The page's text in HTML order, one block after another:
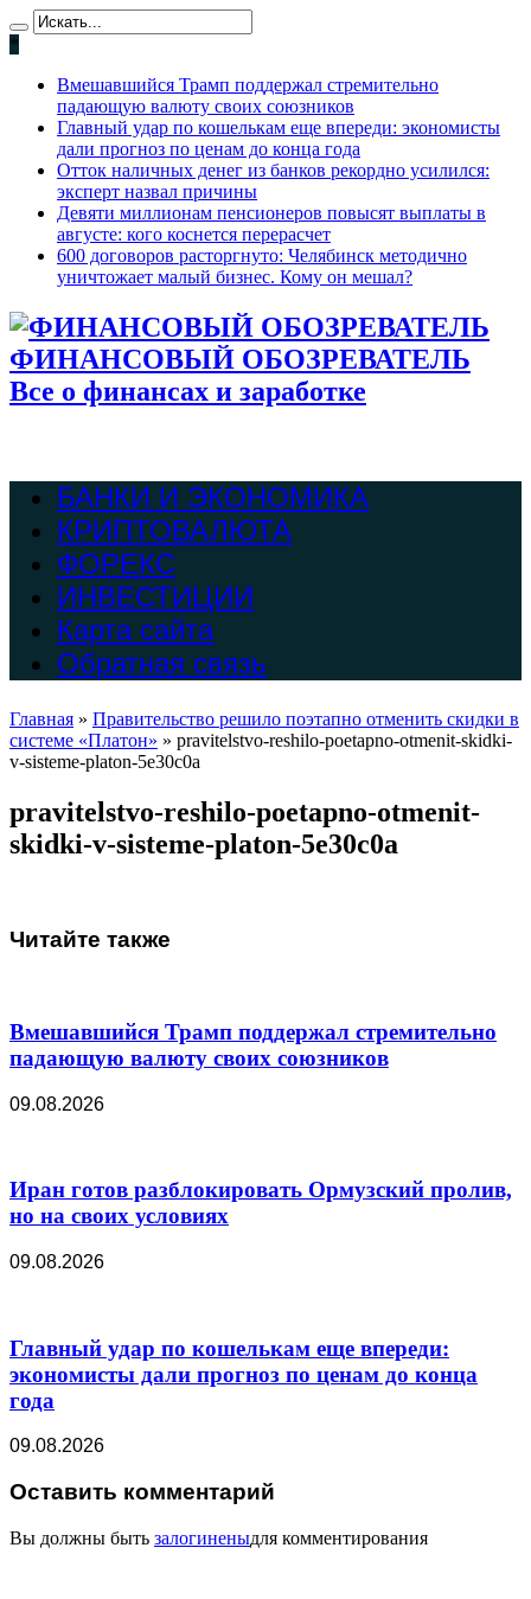
*
Вмешавшийся Трамп поддержал стремительно
падающую валюту своих союзников
Главный удар по кошелькам еще впереди: экономисты
дали прогноз по ценам до конца года
Отток наличных денег из банков рекордно усилился:
эксперт назвал причины
Девяти миллионам пенсионеров повысят выплаты в
августе: кого коснется перерасчет
600 договоров расторгнуто: Челябинск методично
уничтожает малый бизнес. Кому он мешал?
ФИНАНСОВЫЙ ОБОЗРЕВАТЕЛЬ
Все о финансах и заработке
БАНКИ И ЭКОНОМИКА
КРИПТОВАЛЮТА
ФОРЕКС
ИНВЕСТИЦИИ
Карта сайта
Обратная связь
Главная » Правительство решило поэтапно отменить скидки в
системе «Платон» » pravitelstvo-reshilo-poetapno-otmenit-skidki-
v-sisteme-platon-5e30c0a
pravitelstvo-reshilo-poetapno-otmenit-
skidki-v-sisteme-platon-5e30c0a
Читайте также
Вмешавшийся Трамп поддержал стремительно
падающую валюту своих союзников
09.08.2026
Иран готов разблокировать Ормузский пролив,
но на своих условиях
09.08.2026
Главный удар по кошелькам еще впереди:
экономисты дали прогноз по ценам до конца
года
09.08.2026
Оставить комментарий
Вы должны быть залогиненыдля комментирования